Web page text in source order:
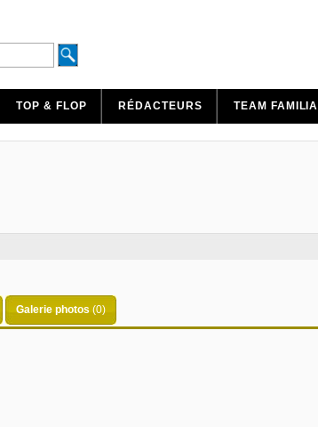
TOP & FLOP RÉDACTEURS TEAM FAMILIA
Galerie photos (0)